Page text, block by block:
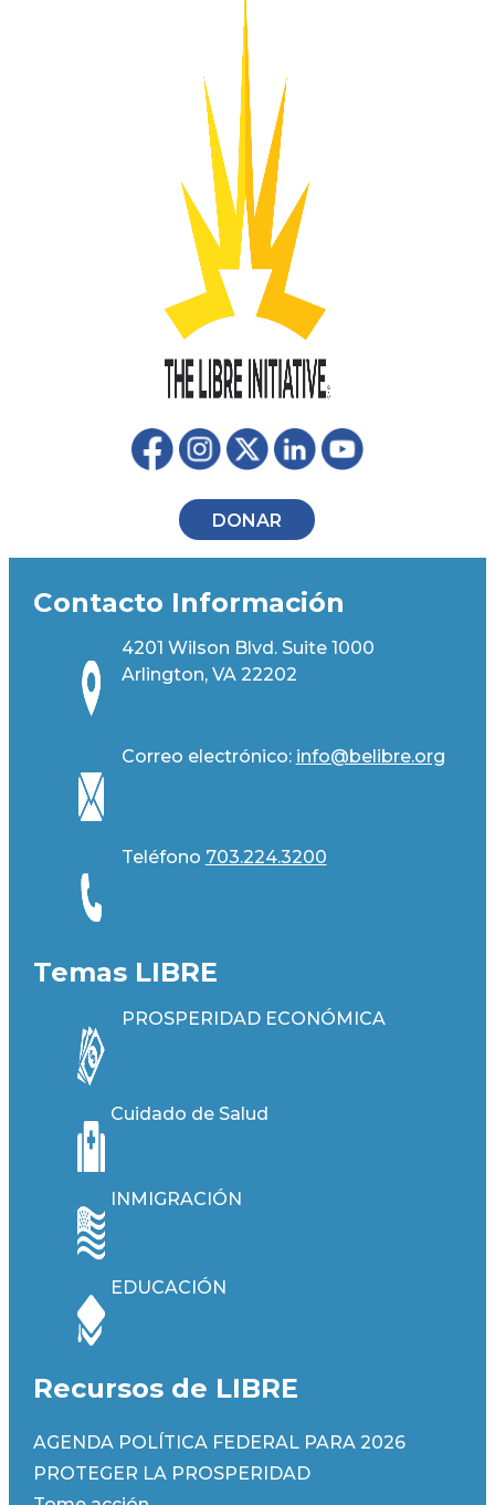
DONAR
Contacto Información
4201 Wilson Blvd. Suite 1000
Arlington, VA 22202
Correo electrónico: info@belibre.org
Teléfono 703.224.3200
Temas LIBRE
PROSPERIDAD ECONÓMICA
Cuidado de Salud
INMIGRACIÓN
EDUCACIÓN
Recursos de LIBRE
AGENDA POLÍTICA FEDERAL PARA 2026
PROTEGER LA PROSPERIDAD